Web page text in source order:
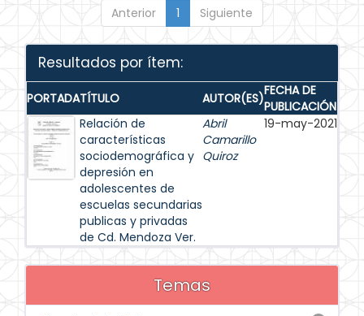
Anterior 1 Siguiente
Resultados por ítem:
PORTADATÍTULO AUTOR(ES)FECHA DE
PUBLICACIÓN
Relación de
características
sociodemográfica y
depresión en
adolescentes de
escuelas secundarias
publicas y privadas
de Cd. Mendoza Ver.
Abril
Camarillo
Quiroz
19-may-2021
Temas